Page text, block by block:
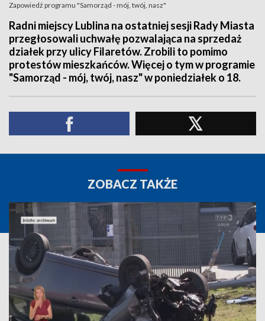
Zapowiedź programu "Samorząd - mój, twój, nasz"
Radni miejscy Lublina na ostatniej sesji Rady Miasta
przegłosowali uchwałę pozwalająca na sprzedaż
działek przy ulicy Filaretów. Zrobili to pomimo
protestów mieszkańców. Więcej o tym w programie
"Samorząd - mój, twój, nasz" w poniedziałek o 18.
ZOBACZ TAKŻE